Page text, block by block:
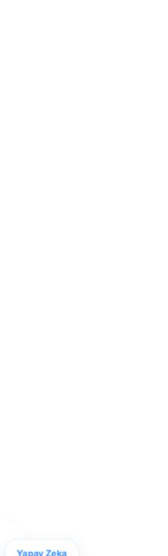
Yapay Zeka